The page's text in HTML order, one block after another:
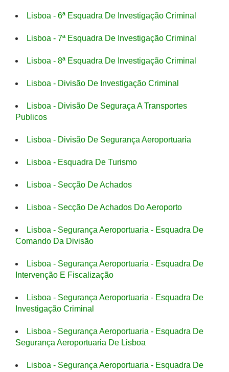
Lisboa - 6ª Esquadra De Investigação Criminal
Lisboa - 7ª Esquadra De Investigação Criminal
Lisboa - 8ª Esquadra De Investigação Criminal
Lisboa - Divisão De Investigação Criminal
Lisboa - Divisão De Seguraça A Transportes
Publicos
Lisboa - Divisão De Segurança Aeroportuaria
Lisboa - Esquadra De Turismo
Lisboa - Secção De Achados
Lisboa - Secção De Achados Do Aeroporto
Lisboa - Segurança Aeroportuaria - Esquadra De
Comando Da Divisão
Lisboa - Segurança Aeroportuaria - Esquadra De
Intervenção E Fiscalização
Lisboa - Segurança Aeroportuaria - Esquadra De
Investigação Criminal
Lisboa - Segurança Aeroportuaria - Esquadra De
Segurança Aeroportuaria De Lisboa
Lisboa - Segurança Aeroportuaria - Esquadra De